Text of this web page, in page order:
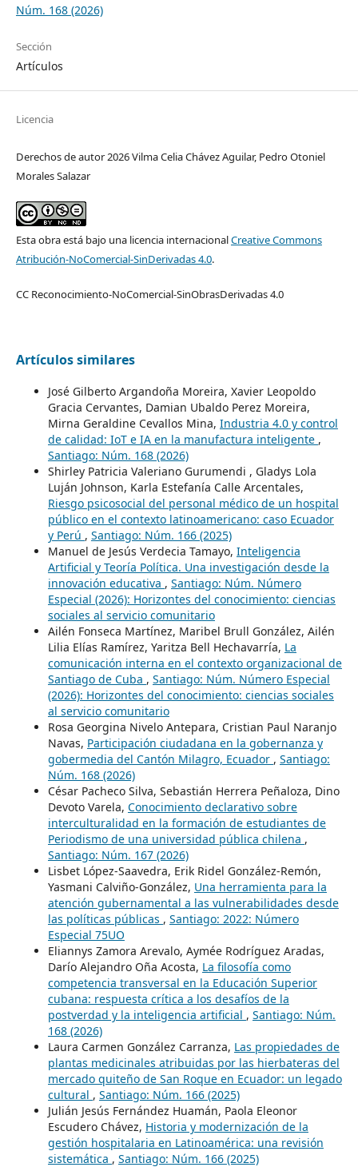
Núm. 168 (2026)
Sección
Artículos
Licencia
Derechos de autor 2026 Vilma Celia Chávez Aguilar, Pedro Otoniel
Morales Salazar
Esta obra está bajo una licencia internacionalCreative Commons
Atribución-NoComercial-SinDerivadas 4.0.
CC Reconocimiento-NoComercial-SinObrasDerivadas 4.0
Artículos similares
José Gilberto Argandoña Moreira, Xavier Leopoldo
Gracia Cervantes, Damian Ubaldo Perez Moreira,
Mirna Geraldine Cevallos Mina, Industria 4.0 y control
de calidad: IoT e IA en la manufactura inteligente ,
Santiago: Núm. 168 (2026)
Shirley Patricia Valeriano Gurumendi , Gladys Lola
Luján Johnson, Karla Estefanía Calle Arcentales,
Riesgo psicosocial del personal médico de un hospital
público en el contexto latinoamericano: caso Ecuador
y Perú , Santiago: Núm. 166 (2025)
Manuel de Jesús Verdecia Tamayo, Inteligencia
Artificial y Teoría Política. Una investigación desde la
innovación educativa , Santiago: Núm. Número
Especial (2026): Horizontes del conocimiento: ciencias
sociales al servicio comunitario
Ailén Fonseca Martínez, Maribel Brull González, Ailén
Lilia Elías Ramírez, Yaritza Bell Hechavarría, La
comunicación interna en el contexto organizacional de
Santiago de Cuba , Santiago: Núm. Número Especial
(2026): Horizontes del conocimiento: ciencias sociales
al servicio comunitario
Rosa Georgina Nivelo Antepara, Cristian Paul Naranjo
Navas, Participación ciudadana en la gobernanza y
gobermedia del Cantón Milagro, Ecuador , Santiago:
Núm. 168 (2026)
César Pacheco Silva, Sebastián Herrera Peñaloza, Dino
Devoto Varela, Conocimiento declarativo sobre
interculturalidad en la formación de estudiantes de
Periodismo de una universidad pública chilena ,
Santiago: Núm. 167 (2026)
Lisbet López-Saavedra, Erik Ridel González-Remón,
Yasmani Calviño-González, Una herramienta para la
atención gubernamental a las vulnerabilidades desde
las políticas públicas , Santiago: 2022: Número
Especial 75UO
Eliannys Zamora Arevalo, Aymée Rodríguez Aradas,
Darío Alejandro Oña Acosta, La filosofía como
competencia transversal en la Educación Superior
cubana: respuesta crítica a los desafíos de la
postverdad y la inteligencia artificial , Santiago: Núm.
168 (2026)
Laura Carmen González Carranza, Las propiedades de
plantas medicinales atribuidas por las hierbateras del
mercado quiteño de San Roque en Ecuador: un legado
cultural , Santiago: Núm. 166 (2025)
Julián Jesús Fernández Huamán, Paola Eleonor
Escudero Chávez, Historia y modernización de la
gestión hospitalaria en Latinoamérica: una revisión
sistemática , Santiago: Núm. 166 (2025)